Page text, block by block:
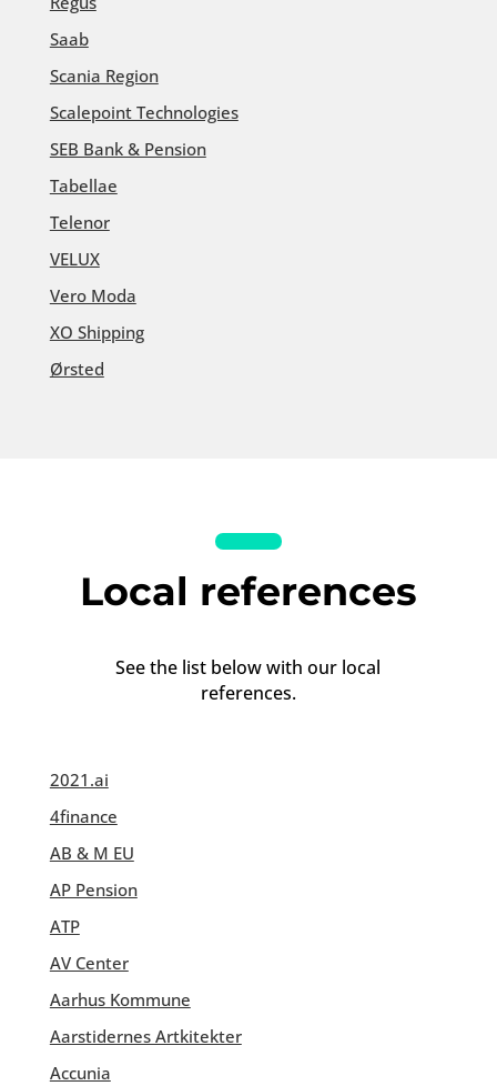
Saab
Scania Region
Scalepoint Technologies
SEB Bank & Pension
Tabellae
Telenor
VELUX
Vero Moda
XO Shipping
Ørsted
Local references
See the list below with our local
references.
2021.ai
4finance
AB & M EU
AP Pension
ATP
AV Center
Aarhus Kommune
Aarstidernes Artkitekter
Accunia